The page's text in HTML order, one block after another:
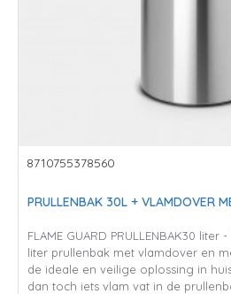
8710755378560
PRULLENBAK 30L + VLAMDOVER
FLAME GUARD PRULLENBAK30
liter prullenbak met vlamdover en
de ideale en veilige oplossing in
dan toch iets vlam vat in de